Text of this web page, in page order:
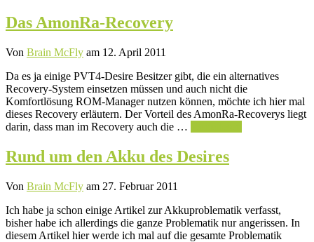
Das AmonRa-Recovery
Von Brain McFly am 12. April 2011
Da es ja einige PVT4-Desire Besitzer gibt, die ein alternatives
Recovery-System einsetzen müssen und auch nicht die
Komfortlösung ROM-Manager nutzen können, möchte ich hier mal
dieses Recovery erläutern. Der Vorteil des AmonRa-Recoverys liegt
darin, dass man im Recovery auch die …
Rund um den Akku des Desires
Von Brain McFly am 27. Februar 2011
Ich habe ja schon einige Artikel zur Akkuproblematik verfasst,
bisher habe ich allerdings die ganze Problematik nur angerissen. In
diesem Artikel hier werde ich mal auf die gesamte Problematik